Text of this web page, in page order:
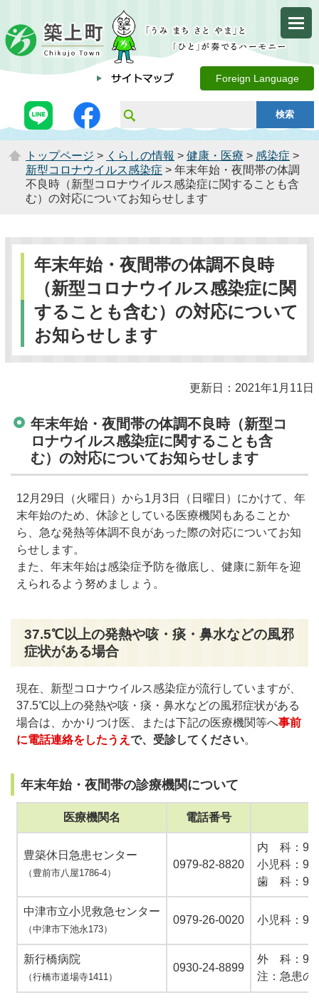
Foreign Language
トップページ > くらしの情報 > 健康・医療 > 感染症 >
新型コロナウイルス感染症 > 年末年始・夜間帯の体調
不良時（新型コロナウイルス感染症に関することも含
む）の対応についてお知らせします
年末年始・夜間帯の体調不良時
（新型コロナウイルス感染症に関
することも含む）の対応について
お知らせします
更新日：2021年1月11日
年末年始・夜間帯の体調不良時（新型コ
ロナウイルス感染症に関することも含
む）の対応についてお知らせします
12月29日（火曜日）から1月3日（日曜日）にかけて、年
末年始のため、休診としている医療機関もあることか
ら、急な発熱等体調不良があった際の対応についてお知
らせします。
また、年末年始は感染症予防を徹底し、健康に新年を迎
えられるよう努めましょう。
37.5℃以上の発熱や咳・痰・鼻水などの風邪
症状がある場合
現在、新型コロナウイルス感染症が流行していますが、
37.5℃以上の発熱や咳・痰・鼻水などの風邪症状がある
場合は、かかりつけ医、または下記の医療機関等へ事前
に電話連絡をしたうえで、受診してください。
年末年始・夜間帯の診療機関について
医療機関名 電話番号
豊築休日急患センター
（豊前市八屋1786-4）
0979‐82‐8820
内 科：9
小児科：9
歯 科：9
中津市立小児救急センター
（中津市下池永173）
0979‐26‐0020 小児科：9
新行橋病院
（行橋市道場寺1411）
0930‐24‐8899
外 科：9時
注：急患の